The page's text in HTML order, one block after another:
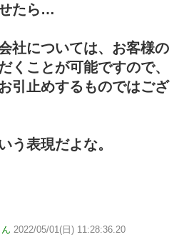
たら…
社については、お客様の
くことが可能ですので、
引止めするものではござ
う表現だよな。
2022/05/01(日) 11:28:36.20